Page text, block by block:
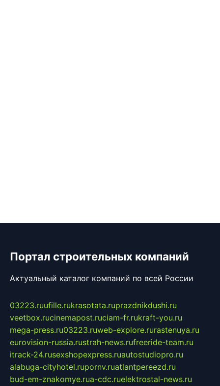
Портал строительных компаний
Актуальный каталог компаний по всей России
03223.ruufille.rukrasotata.ruprazdnikdushi.ru
veetbox.rucinemapost.ruciam-fr.rukraft-you.ru
mega-press.ru03223.ruweb-explore.rurastenuya.ru
eurovision-russia.rustrah-news.rufreeride-team.ru
itrack-24.rusexshopexpress.ruautostudiopro.ru
alabuga-cityhotel.rupornv.ruatlantpereezd.ru
bud-em-znakomye.rua-cdc.ruelektrostal-news.ru